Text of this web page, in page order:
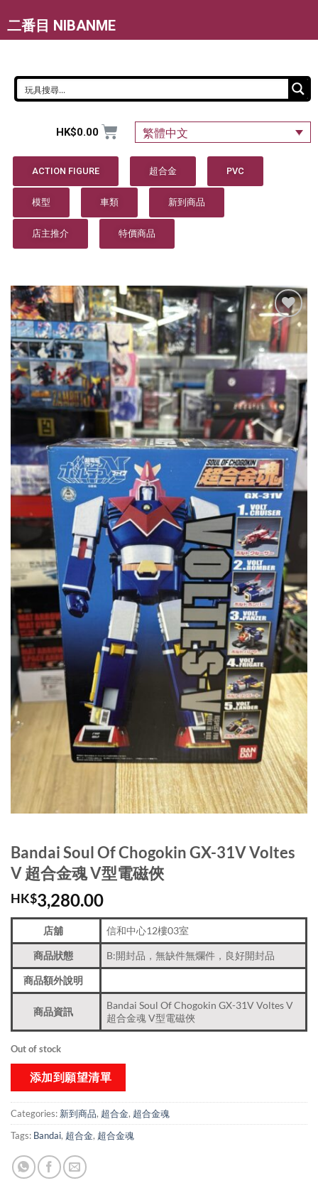
二番目 NIBANME
HK$0.00 繁體中文
ACTION FIGURE 超合金 PVC
模型 車類 新到商品
店主推介 特價商品
Bandai Soul Of Chogokin GX-31V Voltes
V 超合金魂 V型電磁俠
HK$3,280.00
店舖 信和中心12樓03室
商品狀態 B:開封品，無缺件無爛件，良好開封品
商品額外說明
商品資訊
Bandai Soul Of Chogokin GX-31V Voltes V
超合金魂 V型電磁俠
Out of stock
添加到願望清單
Categories: 新到商品​, 超合金, 超合金魂
Tags: Bandai, 超合金, 超合金魂